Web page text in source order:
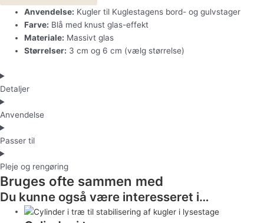
Anvendelse: Kugler til Kuglestagens bord- og gulvstager
Farve: Blå med knust glas-effekt
Materiale: Massivt glas
Størrelser: 3 cm og 6 cm (vælg størrelse)
Detaljer
Anvendelse
Passer til
Pleje og rengøring
Bruges ofte sammen med
Du kunne også være interesseret i…